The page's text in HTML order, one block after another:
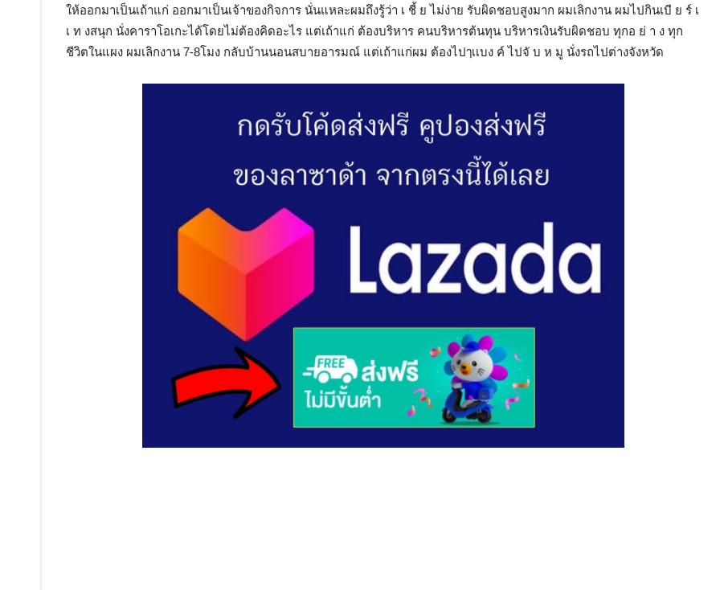
ให้ออกมาเป็นเถ้าแก่ ออกมาเป็นเจ้าของกิจการ นั่นแหละผมถึงรู้ว่า เ ชี้ ย ไม่ง่าย รับผิดชอบสูงมาก ผมเลิกงาน ผมไปกินเบี ย ร์ เ
เ ท งสนุก นั่งคาราโอเกะได้โดยไม่ต้องคิดอะไร แต่เถ้าแก่ ต้องบริหาร คนบริหารต้นทุน บริหารเงินรับผิดชอบ ทุกอ ย่ า ง ทุก
ชีวิตในแผง ผมเลิกงาน 7-8โมง กลับบ้านนอนสบายอารมณ์ แต่เถ้าแก่ผม ต้องไปๅเเบง ค์ ไปจั บ ห มู นั่งรถไปต่างจังหวัด